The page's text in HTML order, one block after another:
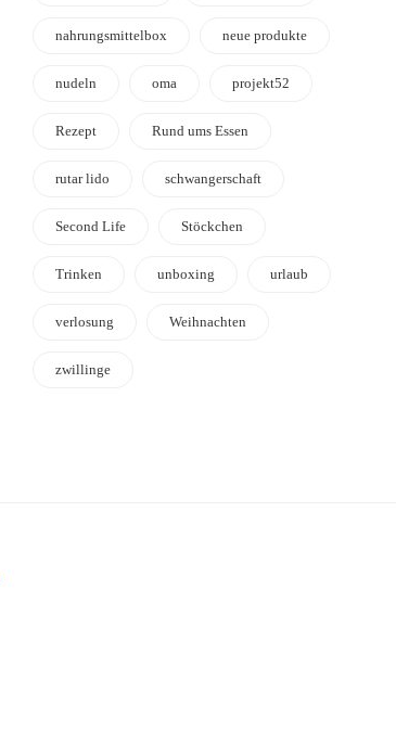
nahrungsmittelbox neue produkte
nudeln oma projekt52
Rezept Rund ums Essen
rutar lido schwangerschaft
Second Life Stöckchen
Trinken unboxing urlaub
verlosung Weihnachten
zwillinge